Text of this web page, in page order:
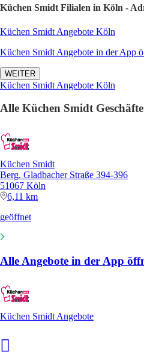
Küchen Smidt Filialen in Köln -
Küchen Smidt Angebote Köln
Küchen Smidt Angebote in der App
WEITER
Küchen Smidt Angebote Köln
Alle Küchen Smidt
Küchen Smidt
Berg. Gladbacher Straße 394-396
51067 Köln
6,11 km
geöffnet
Alle Angebote in der App
Küchen Smidt Angebote